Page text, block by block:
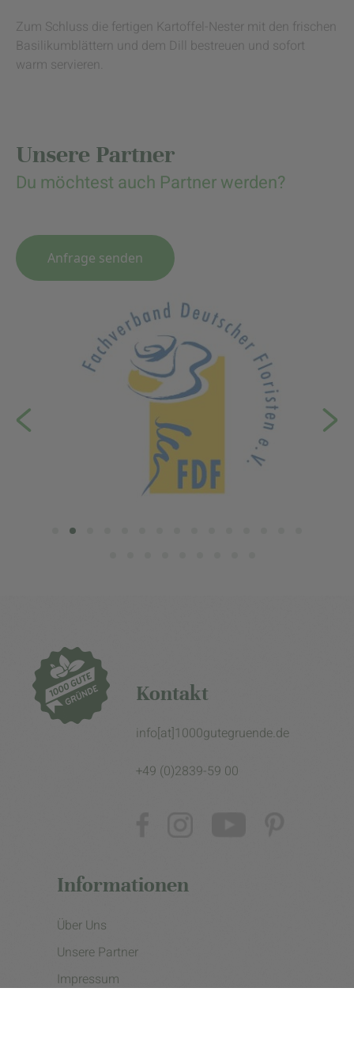
Zum Schluss die fertigen Kartoffel-Nester mit den frischen
Basilikumblättern und dem Dill bestreuen und sofort
warm servieren.
Unsere Partner
Du möchtest auch Partner werden?
Anfrage senden
Kontakt
info[at]1000gutegruende.de
+49 (0)2839-59 00
Informationen
Über Uns
Unsere Partner
Impressum